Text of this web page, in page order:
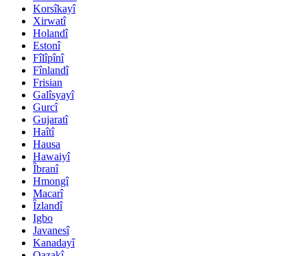
Korsîkayî
Xirwatî
Holandî
Estonî
Fîlîpînî
Fînlandî
Frisian
Galîsyayî
Gurcî
Gujaratî
Haîtî
Hausa
Hawaiyî
Îbranî
Hmongî
Macarî
Îzlandî
Igbo
Javanesî
Kanadayî